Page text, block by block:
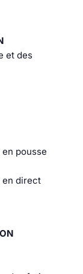
et des
pousse
en direct